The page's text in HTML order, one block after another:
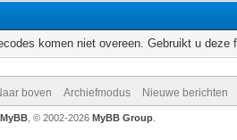
komen niet overeen. Gebruikt u
boven Archiefmodus Nieuwe berichten
MyBB, © 2002-2026 MyBB Group.